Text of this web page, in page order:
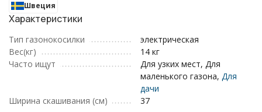
Швеция
Характеристики
Тип газонокосилки
электрическая
Вес(кг)
14 кг
Часто ищут
Для узких мест, Для
маленького газона, Для
дачи
Ширина скашивания (см)
37